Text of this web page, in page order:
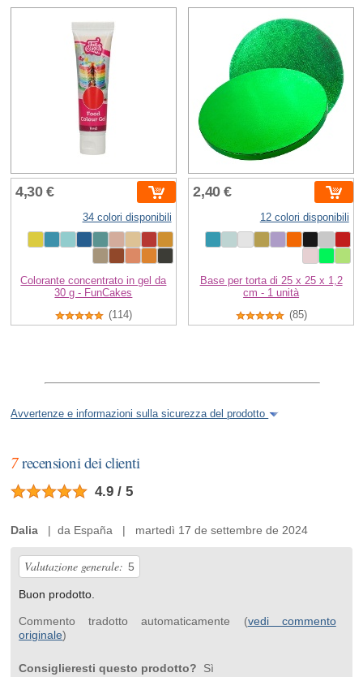
4,30 €
34 colori disponibili
Colorante concentrato in gel da
30 g - FunCakes
(114)
2,40 €
12 colori disponibili
Base per torta di 25 x 25 x 1,2
cm - 1 unità
(85)
Avvertenze e informazioni sulla sicurezza del prodotto
7recensioni dei clienti
4.9 / 5
Dalia | da España | martedì 17 de settembre de 2024
Valutazione generale: 5
Buon prodotto.
Commento tradotto automaticamente (vedi commento
originale)
Consiglieresti questo prodotto? Sì